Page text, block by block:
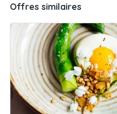
Offres similaires